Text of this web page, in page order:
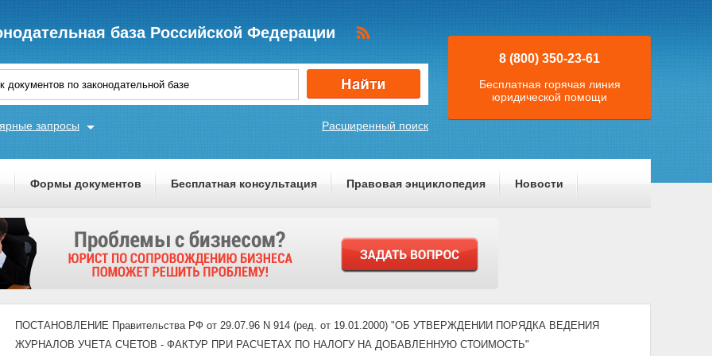
база Российской Федерации
Расширенный поиск
запросы
8 (800) 350-23-61
Бесплатная горячая линия
юридической помощи
Формы документов Бесплатная консультация Правовая энциклопедия Новости
ПОСТАНОВЛЕНИЕ Правительства РФ от 29.07.96 N 914 (ред. от 19.01.2000) "ОБ УТВЕРЖДЕНИИ ПОРЯДКА ВЕДЕНИЯ
ЖУРНАЛОВ УЧЕТА СЧЕТОВ - ФАКТУР ПРИ РАСЧЕТАХ ПО НАЛОГУ НА ДОБАВЛЕННУЮ СТОИМОСТЬ"